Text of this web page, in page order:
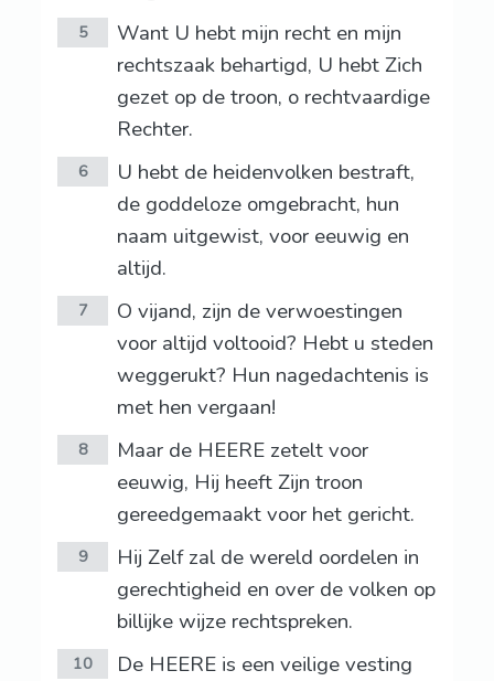
5
Want U hebt mijn recht en mijn
rechtszaak behartigd, U hebt Zich
gezet op de troon, o rechtvaardige
Rechter.
6
U hebt de heidenvolken bestraft,
de goddeloze omgebracht, hun
naam uitgewist, voor eeuwig en
altijd.
7
O vijand, zijn de verwoestingen
voor altijd voltooid? Hebt u steden
weggerukt? Hun nagedachtenis is
met hen vergaan!
8
Maar de HEERE zetelt voor
eeuwig, Hij heeft Zijn troon
gereedgemaakt voor het gericht.
9
Hij Zelf zal de wereld oordelen in
gerechtigheid en over de volken op
billijke wijze rechtspreken.
10
De HEERE is een veilige vesting